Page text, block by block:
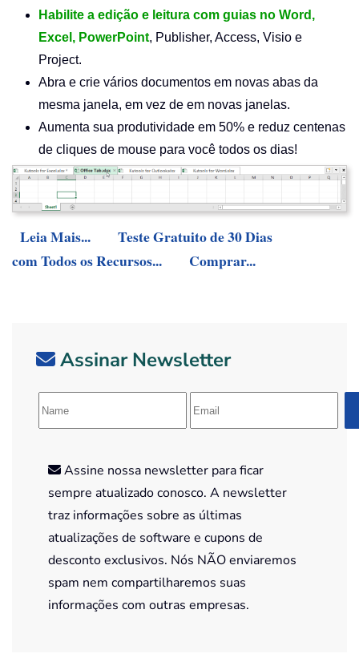
Habilite a edição e leitura com guias no Word,
Excel, PowerPoint, Publisher, Access, Visio e
Project.
Abra e crie vários documentos em novas abas da
mesma janela, em vez de em novas janelas.
Aumenta sua produtividade em 50% e reduz centenas
de cliques de mouse para você todos os dias!
Leia Mais...
Teste Gratuito de 30 Dias
com Todos os Recursos...
Comprar...
Assinar Newsletter
Assine nossa newsletter para ficar
sempre atualizado conosco. A newsletter
traz informações sobre as últimas
atualizações de software e cupons de
desconto exclusivos. Nós NÃO enviaremos
spam nem compartilharemos suas
informações com outras empresas.